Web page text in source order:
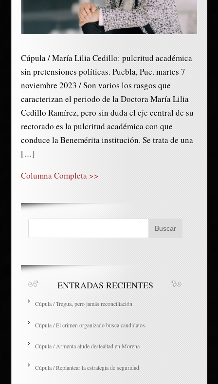
Cúpula / María Lilia Cedillo: pulcritud académica
sin pretensiones políticas. Puebla, Pue. martes 7
noviembre 2023 / Son varios los rasgos que
caracterizan el periodo de la Doctora María Lilia
Cedillo Ramírez, pero sin duda el eje central de su
rectorado es la pulcritud académica con que
conduce la Benemérita institución. Se trata de una
[…]
Columna Completa >>
ENTRADAS RECIENTES
Cúpula / Tregua, pero jamás reconciliación
Cúpula / El crimen organizado busca candidatos.
Cúpula / Armenta alude deslealtad en Morena
Cúpula / Replantear la estrategia de seguridad.